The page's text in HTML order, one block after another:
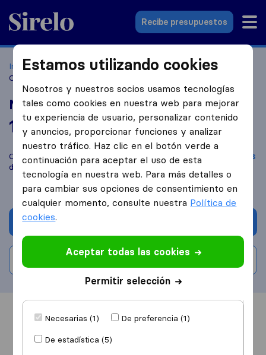
Sirelo.es
Recibe presupuestos
Inicio Empresas de mudanzas Móstoles
Mudanzas
Corona
Mudanzas Corona
10,0 basado en 677
reseñas de Sirelo y Google
Compara Mudanzas Corona con otrasempresas de mudanzas
de
Móstoles
Escribe una valoración
Información Valoraciones
Estamos utilizando cookies
Nosotros y nuestros socios usamos tecnologías
tales como cookies en nuestra web para mejorar
tu experiencia de usuario, personalizar contenido
y anuncios, proporcionar funciones y analizar
nuestro tráfico. Haz clic en el botón verde a
continuación para aceptar el uso de esta
tecnología en nuestra web. Para más detalles o
para cambiar sus opciones de consentimiento en
cualquier momento, consulte nuestra Política de
cookies.
Aceptar todas las cookies
Permitir selección
Necesarias (1)
De preferencia (1)
De estadística (5)